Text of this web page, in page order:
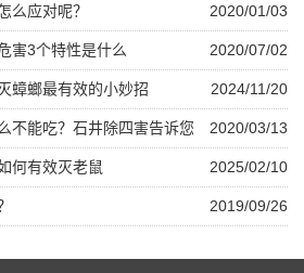
2020/01/03
么应对呢？
2020/07/02
害3个特性是什么
2024/11/20
蟑螂最有效的小妙招
2020/03/13
不能吃？石井除四害告诉您
2025/02/10
何有效灭老鼠
2019/09/26